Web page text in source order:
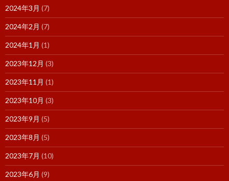
2024年3月 (7)
2024年2月 (7)
2024年1月 (1)
2023年12月 (3)
2023年11月 (1)
2023年10月 (3)
2023年9月 (5)
2023年8月 (5)
2023年7月 (10)
2023年6月 (9)